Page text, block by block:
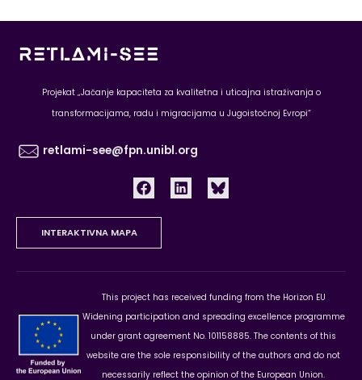
Projekat „Jačanje kapaciteta za kvalitetna i uticajna istraživanja o
transformacijama, radu i migracijama u Jugoistočnoj Evropi“
retlami-see@fpn.unibl.org
INTERAKTIVNA MAPA
This project has received funding from the Horizon EU
Widening participation and spreading excellence programme
under grant agreement No. 101158885. The contents of this
website are the sole responsibility of the authors and do not
necessarily reflect the opinion of the European Union.